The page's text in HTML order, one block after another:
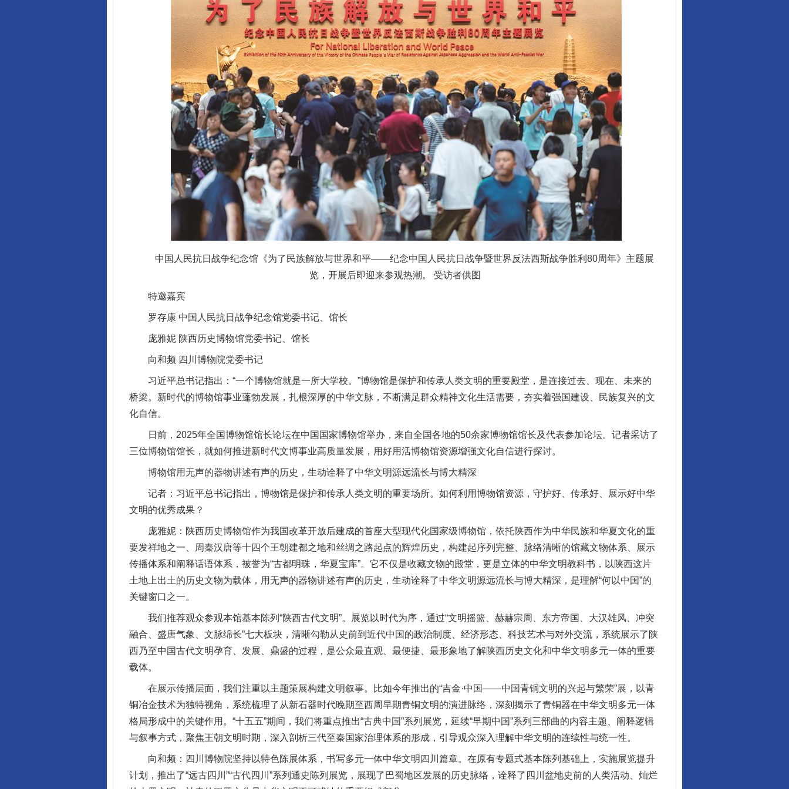
中国人民抗日战争纪念馆《为了民族解放与世界和平——纪念中国人民抗日战争暨世界反法西斯战争胜利80周年》主题展
览，开展后即迎来参观热潮。 受访者供图
特邀嘉宾
罗存康 中国人民抗日战争纪念馆党委书记、馆长
庞雅妮 陕西历史博物馆党委书记、馆长
向和频 四川博物院党委书记
习近平总书记指出：“一个博物馆就是一所大学校。”博物馆是保护和传承人类文明的重要殿堂，是连接过去、现在、未来的
桥梁。新时代的博物馆事业蓬勃发展，扎根深厚的中华文脉，不断满足群众精神文化生活需要，夯实着强国建设、民族复兴的文
化自信。
日前，2025年全国博物馆馆长论坛在中国国家博物馆举办，来自全国各地的50余家博物馆馆长及代表参加论坛。记者采访了
三位博物馆馆长，就如何推进新时代文博事业高质量发展，用好用活博物馆资源增强文化自信进行探讨。
博物馆用无声的器物讲述有声的历史，生动诠释了中华文明源远流长与博大精深
记者：习近平总书记指出，博物馆是保护和传承人类文明的重要场所。如何利用博物馆资源，守护好、传承好、展示好中华
文明的优秀成果？
庞雅妮：陕西历史博物馆作为我国改革开放后建成的首座大型现代化国家级博物馆，依托陕西作为中华民族和华夏文化的重
要发祥地之一、周秦汉唐等十四个王朝建都之地和丝绸之路起点的辉煌历史，构建起序列完整、脉络清晰的馆藏文物体系、展示
传播体系和阐释话语体系，被誉为“古都明珠，华夏宝库”。它不仅是收藏文物的殿堂，更是立体的中华文明教科书，以陕西这片
土地上出土的历史文物为载体，用无声的器物讲述有声的历史，生动诠释了中华文明源远流长与博大精深，是理解“何以中国”的
关键窗口之一。
我们推荐观众参观本馆基本陈列“陕西古代文明”。展览以时代为序，通过“文明摇篮、赫赫宗周、东方帝国、大汉雄风、冲突
融合、盛唐气象、文脉绵长”七大板块，清晰勾勒从史前到近代中国的政治制度、经济形态、科技艺术与对外交流，系统展示了陕
西乃至中国古代文明孕育、发展、鼎盛的过程，是公众最直观、最便捷、最形象地了解陕西历史文化和中华文明多元一体的重要
载体。
在展示传播层面，我们注重以主题策展构建文明叙事。比如今年推出的“吉金·中国——中国青铜文明的兴起与繁荣”展，以青
铜冶金技术为独特视角，系统梳理了从新石器时代晚期至西周早期青铜文明的演进脉络，深刻揭示了青铜器在中华文明多元一体
格局形成中的关键作用。“十五五”期间，我们将重点推出“古典中国”系列展览，延续“早期中国”系列三部曲的内容主题、阐释逻辑
与叙事方式，聚焦王朝文明时期，深入剖析三代至秦国家治理体系的形成，引导观众深入理解中华文明的连续性与统一性。
向和频：四川博物院坚持以特色陈展体系，书写多元一体中华文明四川篇章。在原有专题式基本陈列基础上，实施展览提升
计划，推出了“远古四川”“古代四川”系列通史陈列展览，展现了巴蜀地区发展的历史脉络，诠释了四川盆地史前的人类活动、灿烂